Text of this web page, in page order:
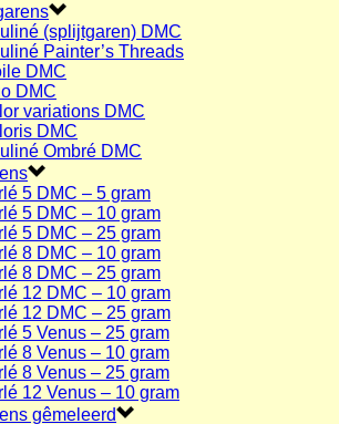
(splijtgaren) DMC
Painter’s Threads
DMC
DMC
variations DMC
DMC
Ombré DMC
5 DMC – 5 gram
5 DMC – 10 gram
5 DMC – 25 gram
8 DMC – 10 gram
8 DMC – 25 gram
12 DMC – 10 gram
12 DMC – 25 gram
5 Venus – 25 gram
8 Venus – 10 gram
8 Venus – 25 gram
12 Venus – 10 gram
gêmeleerd